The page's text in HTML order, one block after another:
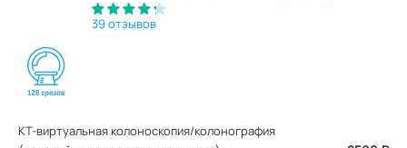
39 отзывов
КТ-виртуальная колоноскопия/колонография